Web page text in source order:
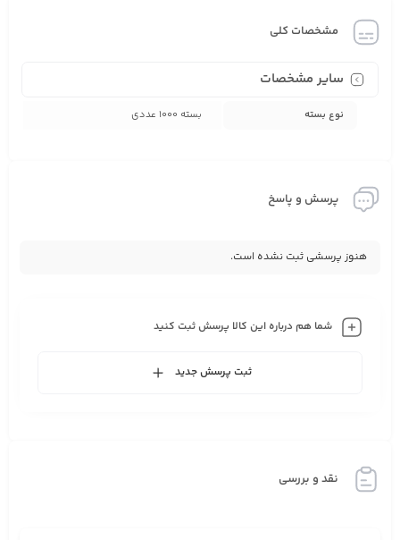
مشخصات کلی
سایر مشخصات
نوع بسته بسته 1000 عددی
پرسش و پاسخ
هنوز پرسشی ثبت نشده است.
شما هم درباره این کالا پرسش ثبت کنید
ثبت پرسش جدید
نقد و بررسی